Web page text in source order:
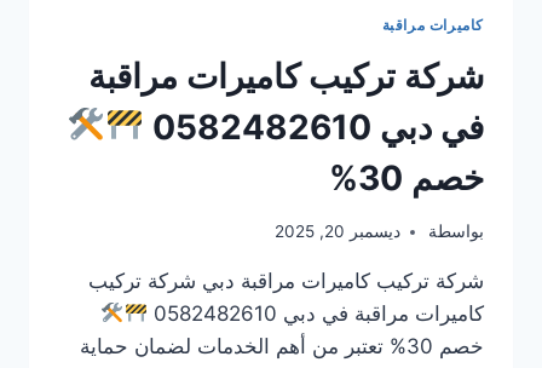
كاميرات مراقبة
شركة تركيب كاميرات مراقبة
في دبي 0582482610
خصم 30%
بواسطة ديسمبر 20, 2025
شركة تركيب كاميرات مراقبة دبي شركة تركيب
كاميرات مراقبة في دبي 0582482610
خصم 30% تعتبر من أهم الخدمات لضمان حماية